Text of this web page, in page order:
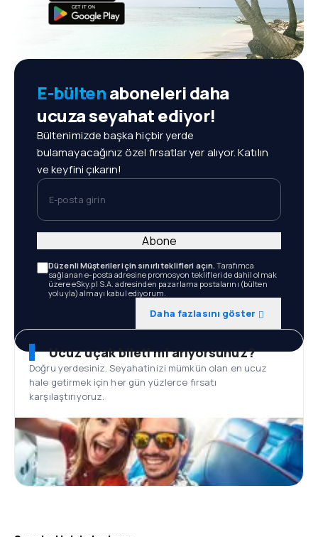
E-bültenaboneleri daha
ucuza seyahat ediyor!
Bültenimizde başka hiçbir yerde
bulamayacağınız özel fırsatlar yer alıyor. Katılın
ve keyfini çıkarın!
E-posta girin
Düzenli Müşteriler için sınırlı teklifleri açın. Tarafımca
sağlanan e-posta adresine promosyon teklifleri de dahil olmak
üzere eSky.pl S.A. adresinden pazarlama postalarını (bülten
yoluyla) almayı kabul ediyorum.
Daha fazlasını göster
Abone
Ucuz uçak bileti mi arıyorsunuz?
Doğru yerdesiniz. Seyahatinizi mümkün olan en ucuz
hale getirmek için her gün yüzlerce fırsatı
karşılaştırıyoruz.